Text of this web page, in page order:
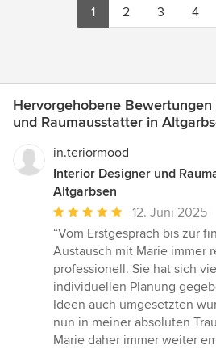
1 2 3 4
Hervorgehobene
und Raumausstatter in
in.teriormood
Interior Designer und
Altgarbsen
Durchschnittliche
Bewertung:
5
von
5
Sternen
12. Juni 2025
“Vom Erstgespräch bis zur
Austausch mit Marie immer
professionell. Sie hat sich
individuellen Planung
Ideen auch umgesetzten
nun in meiner absoluten
Marie daher immer weiter